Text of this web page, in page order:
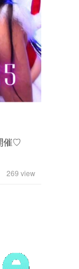
催♡
269 view